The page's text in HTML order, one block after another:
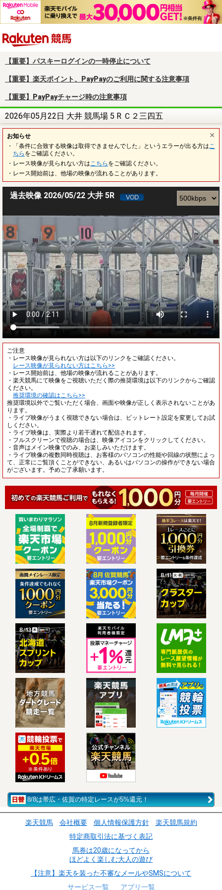
【重要】パスキーログインの一時停止について
【重要】楽天ポイント、PayPayのご利用に関する注意事項
【重要】PayPayチャージ時の注意事項
2026年05月22日 大井 競馬場 5 R Ｃ２三四五
お知らせ
・「条件に合致する映像は取得できませんでした」というエラーが出る方は こ
ちら をご確認ください。
・レース映像が見られない方は こちら をご確認ください。
・レース開始前は、他場の映像が流れることがあります。
過去映像 2026/05/22 大井 5R
ご注意
・レース映像が見られない方は以下のリンクをご確認ください。
レース映像が見られない方はこちら>>
・レース開始前は、他場の映像が流れることがあります。
・楽天競馬にて映像をご視聴いただく際の推奨環境は以下のリンクからご確認
ください。
推奨環境の確認はこちら>>
推奨環境以外でご覧いただく場合、画面や映像が正しく表示されないことがあ
ります。
・ライブ映像がうまく視聴できない場合は、ビットレート設定を変更してお試
しください。
・ライブ映像は、実際より若干遅れて配信されます。
・フルスクリーンで視聴の場合は、映像アイコンをクリックしてください。
・音声はメイン映像でのみ、お楽しみいただけます。
・ライブ映像の複数同時視聴は、お客様のパソコンの性能や回線の状態によっ
て、正常にご覧頂くことができない、あるいはパソコンの操作ができない場合
がございます。予めご了承願います。
8/8は帯広・佐賀の特定レースが5%還元！
楽天競馬 会社概要 個人情報保護方針
楽天競馬規約
特定商取引法に基づく表記
馬券は20歳になってから
ほどよく楽しむ大人の遊び
【注意】楽天を装った不審なメールやSMSについて
サービス一覧
アプリ一覧